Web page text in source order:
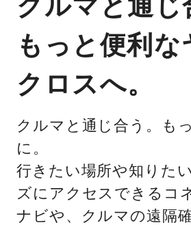
もっと便利な
クロスへ。
クルマと通じ合う。も
に。
行きたい場所や知りた
ズにアクセスできるコ
ナビや、クルマの遠隔